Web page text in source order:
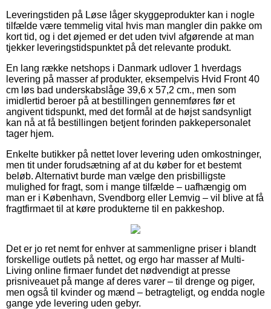
Leveringstiden på Løse låger skyggeprodukter kan i nogle
tilfælde være temmelig vital hvis man mangler din pakke om
kort tid, og i det øjemed er det uden tvivl afgørende at man
tjekker leveringstidspunktet på det relevante produkt.
En lang række netshops i Danmark udlover 1 hverdags
levering på masser af produkter, eksempelvis Hvid Front 40
cm løs bad underskabslåge 39,6 x 57,2 cm., men som
imidlertid beroer på at bestillingen gennemføres før et
angivent tidspunkt, med det formål at de højst sandsynligt
kan nå at få bestillingen betjent forinden pakkepersonalet
tager hjem.
Enkelte butikker på nettet lover levering uden omkostninger,
men tit under forudsætning af at du køber for et bestemt
beløb. Alternativt burde man vælge den prisbilligste
mulighed for fragt, som i mange tilfælde – uafhængig om
man er i København, Svendborg eller Lemvig – vil blive at få
fragtfirmaet til at køre produkterne til en pakkeshop.
Det er jo ret nemt for enhver at sammenligne priser i blandt
forskellige outlets på nettet, og ergo har masser af Multi-
Living online firmaer fundet det nødvendigt at presse
prisniveauet på mange af deres varer – til drenge og piger,
men også til kvinder og mænd – betragteligt, og endda nogle
gange yde levering uden gebyr.